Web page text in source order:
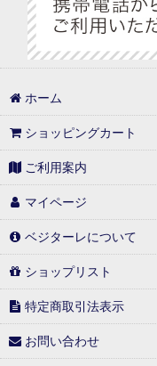
ホーム
ショッピングカート
ご利用案内
マイページ
ベジターレについて
ショップリスト
特定商取引法表示
お問い合わせ